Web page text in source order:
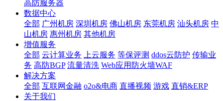
高防服务器
数据中心
全部 广州机房 深圳机房 佛山机房 东莞机房 汕头机房 中
山机房 惠州机房 其他机房
增值服务
全部 云计算业务 上云服务 等保评测 ddos云防护 传输业
务 高防BGP 流量清洗 Web应用防火墙WAF
解决方案
全部 互联网金融 o2o&电商 直播视频 游戏 直销&ERP
关于我们